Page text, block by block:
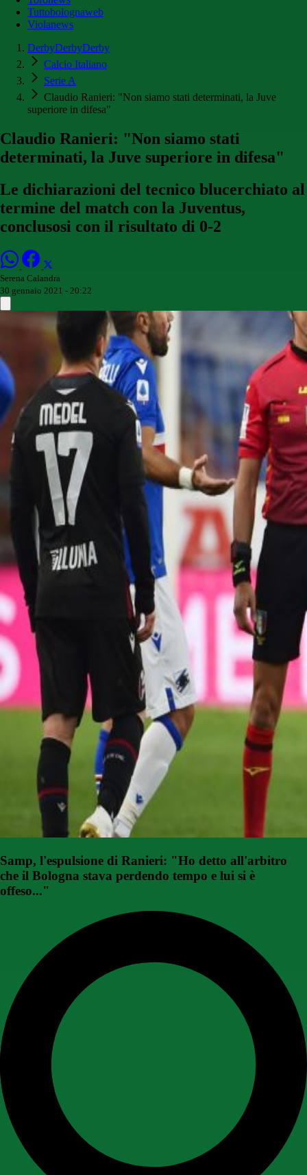
Tuttobolognaweb
Violanews
DerbyDerbyDerby
Calcio Italiano
Serie A
Claudio Ranieri: "Non siamo stati determinati, la Juve
superiore in difesa"
Claudio Ranieri: "Non siamo stati
determinati, la Juve superiore in difesa"
Le dichiarazioni del tecnico blucerchiato al
termine del match con la Juventus,
conclusosi con il risultato di 0-2
Serena Calandra
30 gennaio 2021 - 20:22
Samp, l'espulsione di Ranieri: "Ho detto all'arbitro
che il Bologna stava perdendo tempo e lui si è
offeso..."